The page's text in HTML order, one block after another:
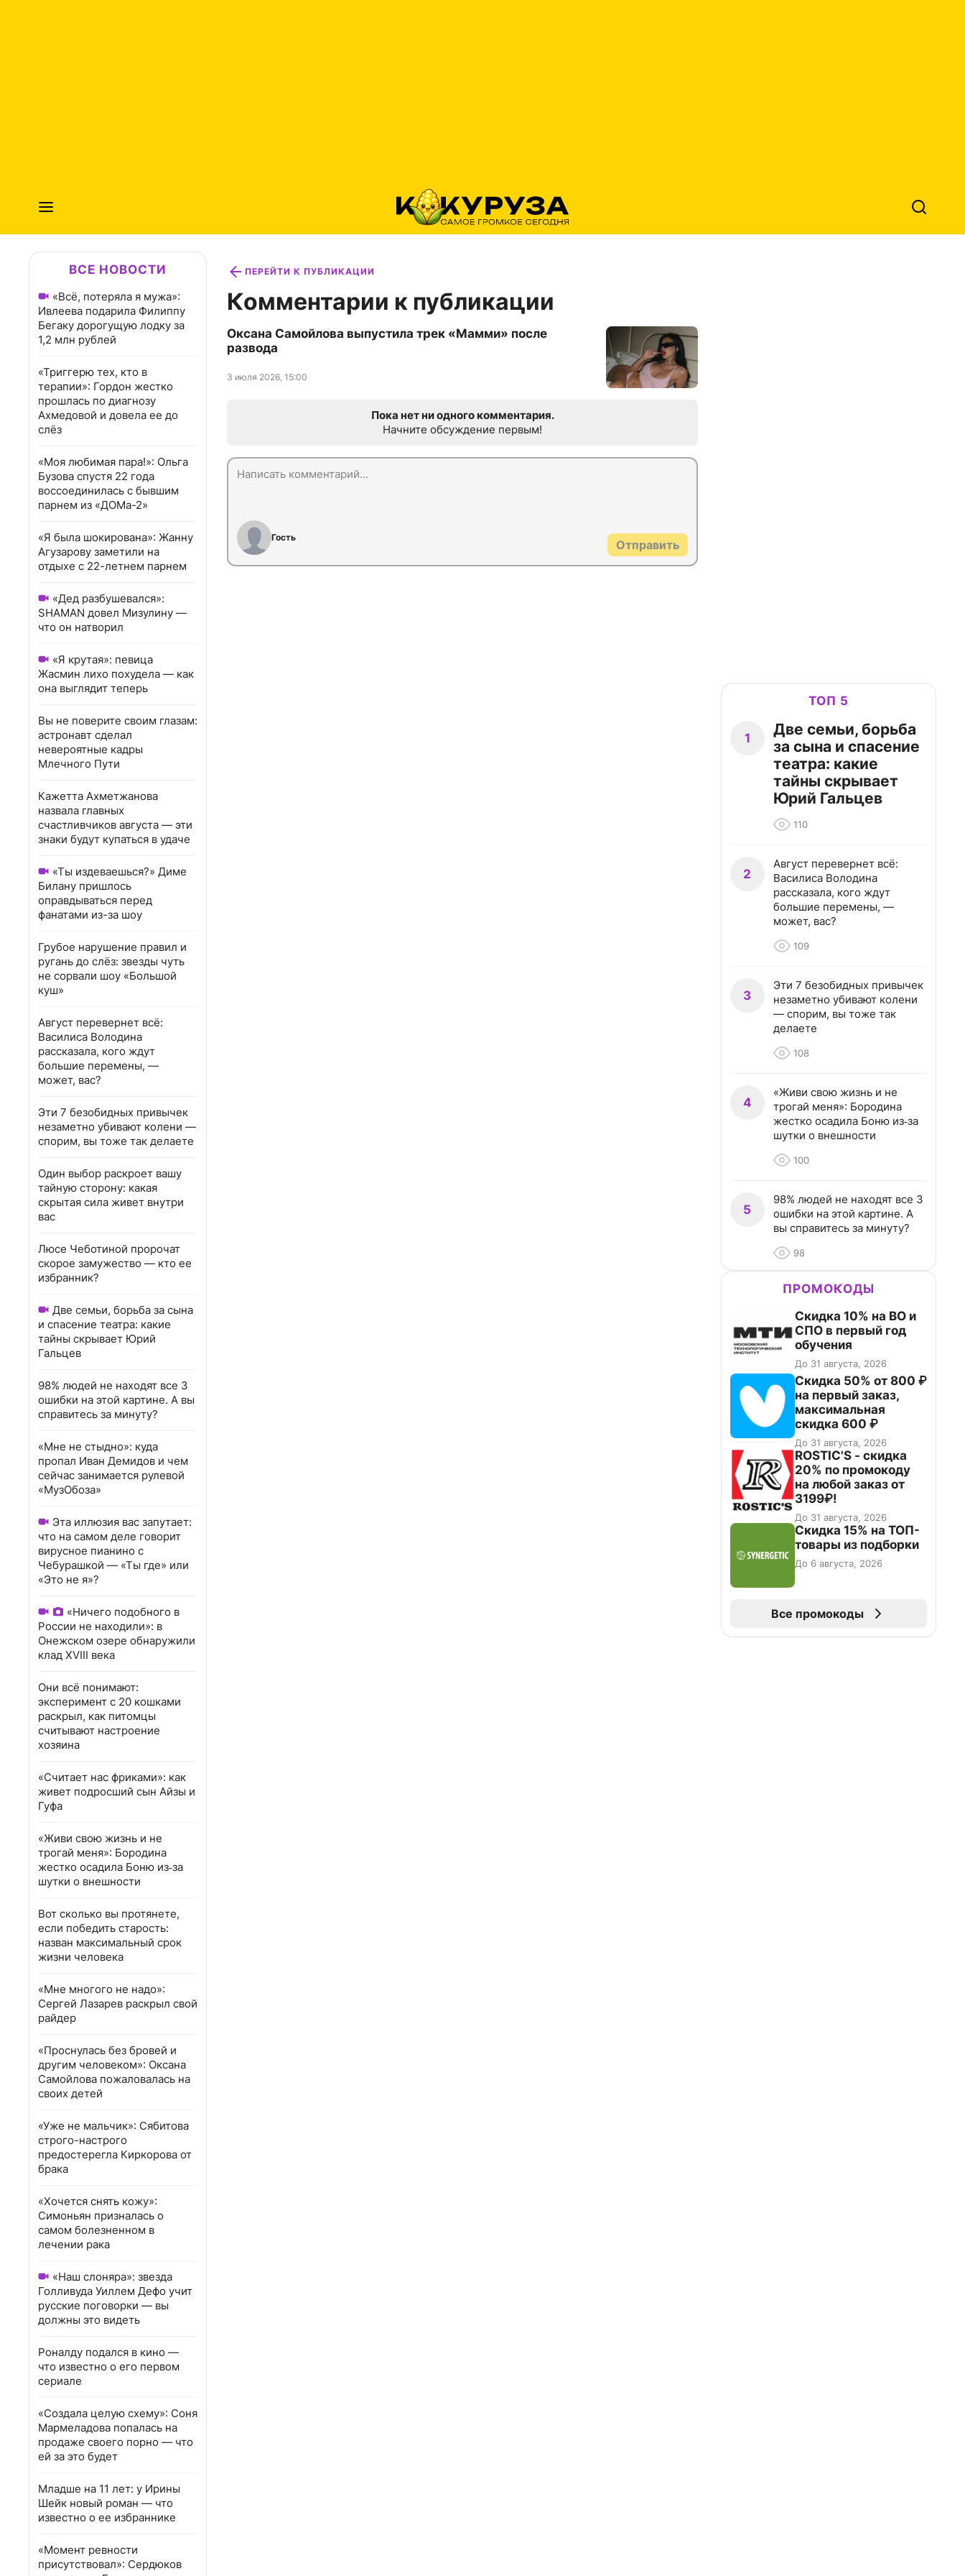
ВСЕ НОВОСТИ
«Всё, потеряла я мужа»:
Ивлеева подарила Филиппу
Бегаку дорогущую лодку за
1,2 млн рублей
«Триггерю тех, кто в
терапии»: Гордон жестко
прошлась по диагнозу
Ахмедовой и довела ее до
слёз
«Моя любимая пара!»: Ольга
Бузова спустя 22 года
воссоединилась с бывшим
парнем из «ДОМа-2»
«Я была шокирована»: Жанну
Агузарову заметили на
отдыхе с 22-летнем парнем
«Дед разбушевался»:
SHAMAN довел Мизулину —
что он натворил
«Я крутая»: певица
Жасмин лихо похудела — как
она выглядит теперь
Вы не поверите своим глазам:
астронавт сделал
невероятные кадры
Млечного Пути
Кажетта Ахметжанова
назвала главных
счастливчиков августа — эти
знаки будут купаться в удаче
«Ты издеваешься?» Диме
Билану пришлось
оправдываться перед
фанатами из-за шоу
Грубое нарушение правил и
ругань до слёз: звезды чуть
не сорвали шоу «Большой
куш»
Август перевернет всё:
Василиса Володина
рассказала, кого ждут
большие перемены, —
может, вас?
Эти 7 безобидных привычек
незаметно убивают колени —
спорим, вы тоже так делаете
Один выбор раскроет вашу
тайную сторону: какая
скрытая сила живет внутри
вас
Люсе Чеботиной пророчат
скорое замужество — кто ее
избранник?
Две семьи, борьба за сына
и спасение театра: какие
тайны скрывает Юрий
Гальцев
98% людей не находят все 3
ошибки на этой картине. А вы
справитесь за минуту?
«Мне не стыдно»: куда
пропал Иван Демидов и чем
сейчас занимается рулевой
«МузОбоза»
Эта иллюзия вас запутает:
что на самом деле говорит
вирусное пианино с
Чебурашкой — «Ты где» или
«Это не я»?
«Ничего подобного в
России не находили»: в
Онежском озере обнаружили
клад XVIII века
Они всё понимают:
эксперимент с 20 кошками
раскрыл, как питомцы
считывают настроение
хозяина
«Считает нас фриками»: как
живет подросший сын Айзы и
Гуфа
«Живи свою жизнь и не
трогай меня»: Бородина
жестко осадила Боню из‑за
шутки о внешности
Вот сколько вы протянете,
если победить старость:
назван максимальный срок
жизни человека
«Мне многого не надо»:
Сергей Лазарев раскрыл свой
райдер
«Проснулась без бровей и
другим человеком»: Оксана
Самойлова пожаловалась на
своих детей
«Уже не мальчик»: Сябитова
строго-настрого
предостерегла Киркорова от
брака
«Хочется снять кожу»:
Симоньян призналась о
самом болезненном в
лечении рака
«Наш слоняра»: звезда
Голливуда Уиллем Дефо учит
русские поговорки — вы
должны это видеть
Роналду подался в кино —
что известно о его первом
сериале
«Создала целую схему»: Соня
Мармеладова попалась на
продаже своего порно — что
ей за это будет
Младше на 11 лет: у Ирины
Шейк новый роман — что
известно о ее избраннике
«Момент ревности
присутствовал»: Сердюков
ПЕРЕЙТИ К ПУБЛИКАЦИИ
Комментарии к публикации
Оксана Самойлова выпустила трек «Мамми» после
развода
3 июля 2026, 15:00
Пока нет ни одного комментария.
Начните обсуждение первым!
Гость
Отправить
ТОП 5
1
Две семьи, борьба
за сына и спасение
театра: какие
тайны скрывает
Юрий Гальцев
110
2
Август перевернет всё:
Василиса Володина
рассказала, кого ждут
большие перемены, —
может, вас?
109
3
Эти 7 безобидных привычек
незаметно убивают колени
— спорим, вы тоже так
делаете
108
4
«Живи свою жизнь и не
трогай меня»: Бородина
жестко осадила Боню из‑за
шутки о внешности
100
5
98% людей не находят все 3
ошибки на этой картине. А
вы справитесь за минуту?
98
ПРОМОКОДЫ
Скидка 10% на ВО и
СПО в первый год
обучения
До 31 августа, 2026
Скидка 50% от 800 ₽
на первый заказ,
максимальная
скидка 600 ₽
До 31 августа, 2026
ROSTIC'S - скидка
20% по промокоду
на любой заказ от
3199₽!
До 31 августа, 2026
Скидка 15% на ТОП-
товары из подборки
До 6 августа, 2026
Все промокоды